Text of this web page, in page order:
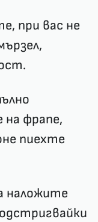
при вас не
на фрапе,
пиехте
наложите